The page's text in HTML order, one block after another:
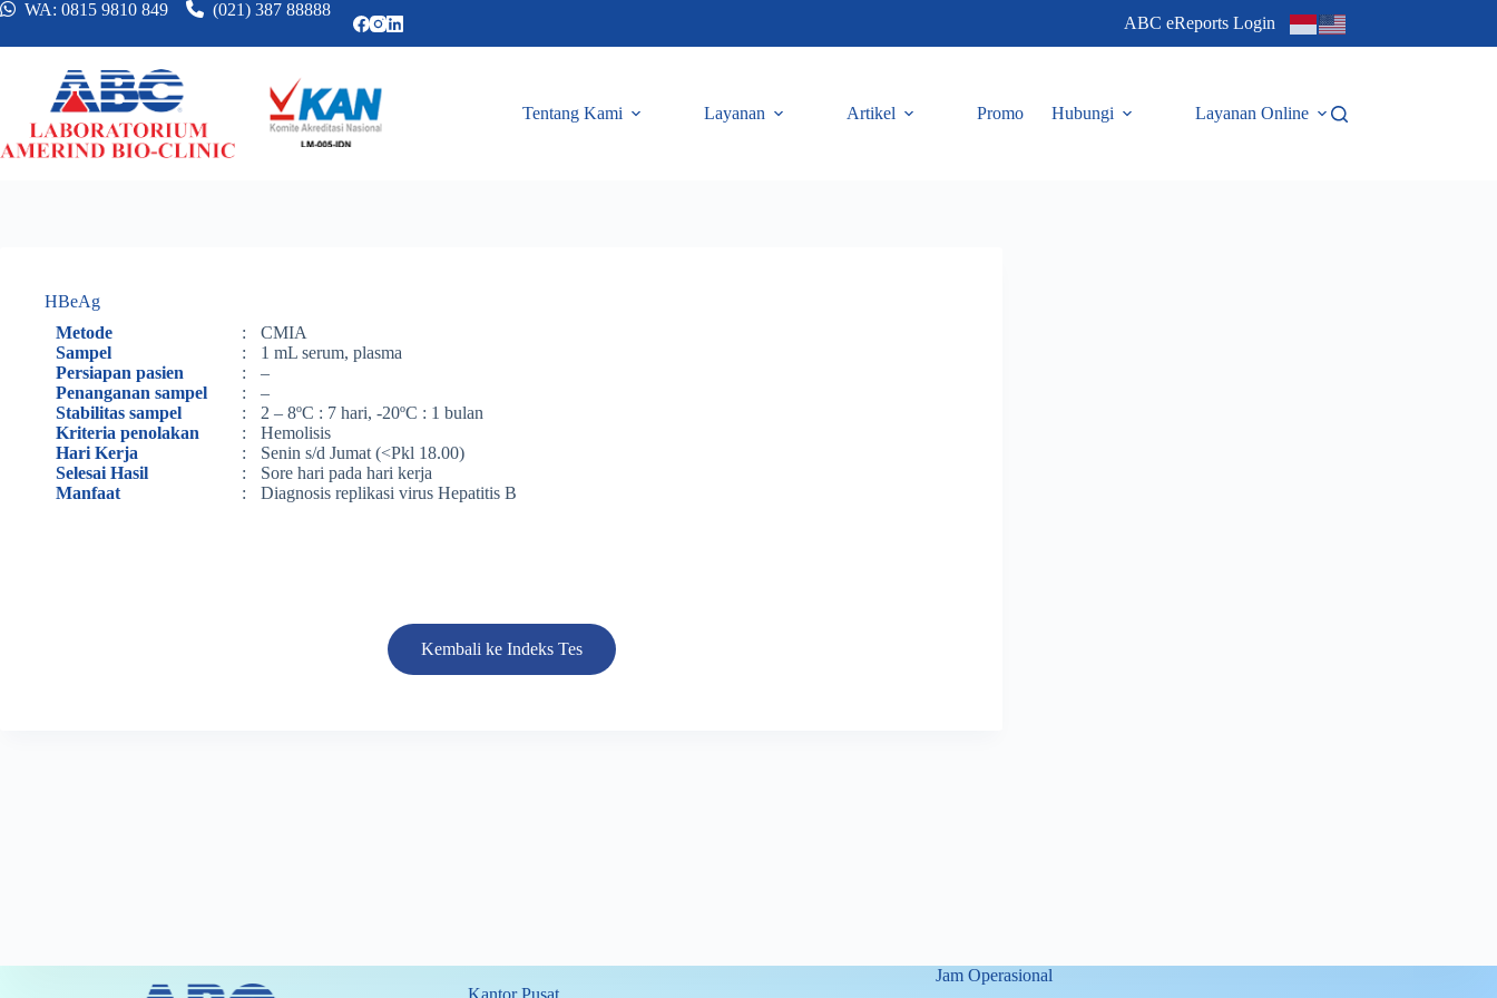
WA: 0815 9810 849 (021) 387 88888
ABC eReports Login
Tentang Kami Layanan Artikel Promo Hubungi Layanan Online
HBeAg
Metode
Sampel
Persiapan pasien
Penanganan sampel
Stabilitas sampel
Kriteria penolakan
Hari Kerja
Selesai Hasil
Manfaat
:
:
:
:
:
:
:
:
:
CMIA
1 mL serum, plasma
–
–
2 – 8ºC : 7 hari, -20ºC : 1 bulan
Hemolisis
Senin s/d Jumat (<Pkl 18.00)
Sore hari pada hari kerja
Diagnosis replikasi virus Hepatitis B
Kembali ke Indeks Tes
Jam Operasional